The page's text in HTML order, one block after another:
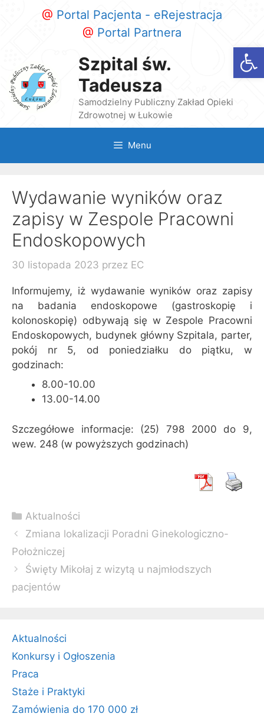
Przeskocz
@ Portal Pacjenta - eRejestracja
@ Portal Partnera
Szpital św.
Tadeusza
Samodzielny Publiczny Zakład Opieki
Zdrowotnej w Łukowie
Menu
Wydawanie wyników oraz
zapisy w Zespole Pracowni
Endoskopowych
30 listopada 2023 przez EC
Informujemy, iż wydawanie wyników oraz zapisy
na badania endoskopowe (gastroskopię i
kolonoskopię) odbywają się w Zespole Pracowni
Endoskopowych, budynek główny Szpitala, parter,
pokój nr 5, od poniedziałku do piątku, w
godzinach:
8.00-10.00
13.00-14.00
Szczegółowe informacje: (25) 798 2000 do 9,
wew. 248 (w powyższych godzinach)
Kategorie
Aktualności
Zobacz
wpisy
Zmiana lokalizacji Poradni Ginekologiczno-
Położniczej
Święty Mikołaj z wizytą u najmłodszych
pacjentów
Aktualności
Konkursy i Ogłoszenia
Praca
Staże i Praktyki
Zamówienia do 170 000 zł